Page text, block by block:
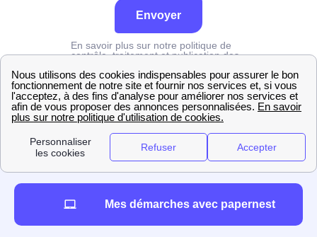
Envoyer
En savoir plus sur notre politique de
contrôle, traitement et publication des
Grdf Drôme Les Prés
Mes démarches avec papernest